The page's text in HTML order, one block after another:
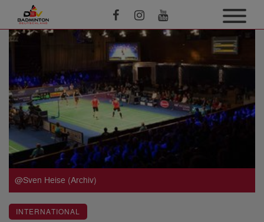
@Sven Heise (Archiv)
INTERNATIONAL